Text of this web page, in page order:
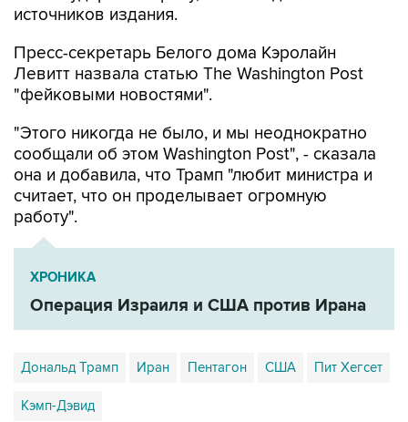
источников издания.
Пресс-секретарь Белого дома Кэролайн
Левитт назвала статью The Washington Post
"фейковыми новостями".
"Этого никогда не было, и мы неоднократно
сообщали об этом Washington Post", - сказала
она и добавила, что Трамп "любит министра и
считает, что он проделывает огромную
работу".
ХРОНИКА
Операция Израиля и США против Ирана
Дональд Трамп Иран Пентагон США Пит Хегсет
Кэмп-Дэвид